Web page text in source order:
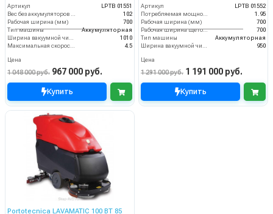
Артикул
LPTB 01551
Вес без аккумуляторов (кг)
102
Рабочая ширина (мм)
700
Тип машины
Аккумуляторная
Ширина вакуумной чистки (мм)
1010
Максимальная скорость движения (км/ч)
4.5
Цена
1 048 000 руб. 967 000 руб.
Купить
Артикул
LPTB 01552
Потребляемая мощность (кВт)
1.95
Рабочая ширина (мм)
700
Рабочая ширина щеток (мм)
700
Тип машины
Аккумуляторная
Ширина вакуумной чистки (мм)
950
Цена
1 291 000 руб. 1 191 000 руб.
Купить
Portotecnica LAVAMATIC 100 BT 85